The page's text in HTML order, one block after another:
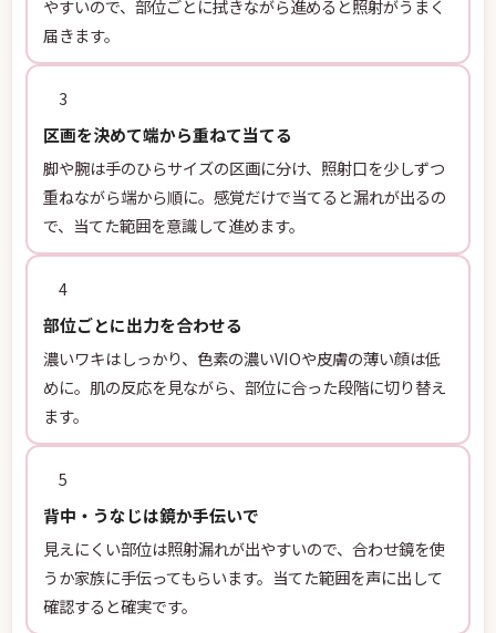
やすいので、部位ごとに拭きながら進めると照射がうまく
届きます。
3
区画を決めて端から重ねて当てる
脚や腕は手のひらサイズの区画に分け、照射口を少しずつ
重ねながら端から順に。感覚だけで当てると漏れが出るの
で、当てた範囲を意識して進めます。
4
部位ごとに出力を合わせる
濃いワキはしっかり、色素の濃いVIOや皮膚の薄い顔は低
めに。肌の反応を見ながら、部位に合った段階に切り替え
ます。
5
背中・うなじは鏡か手伝いで
見えにくい部位は照射漏れが出やすいので、合わせ鏡を使
うか家族に手伝ってもらいます。当てた範囲を声に出して
確認すると確実です。